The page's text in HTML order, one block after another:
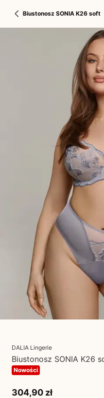
Biustonosz SONIA K26 soft
DALIA Lingerie
Biustonosz SONIA K26
Nowości
304,90 zł